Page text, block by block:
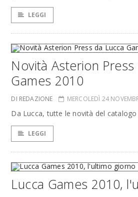
LEGGI
Novità Asterion Press
Games 2010
DI REDAZIONE MERCOLEDÌ 24
Da Lucca, tutte le novità del
LEGGI
Lucca Games 2010,